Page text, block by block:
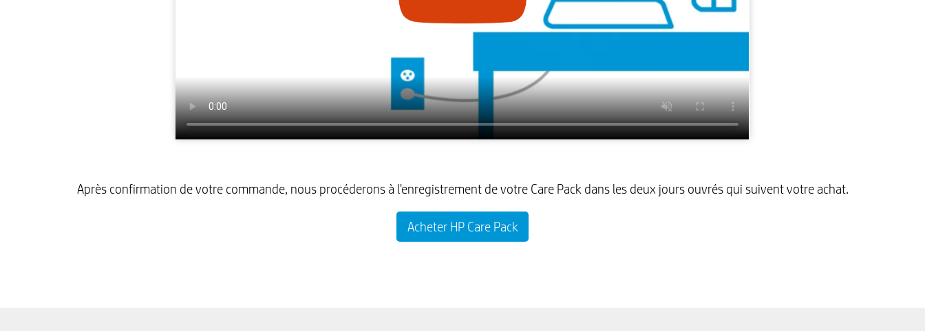
Après confirmation de votre commande, nous procéderons à l'enregistrement de votre Care Pack dans les deux jours ouvrés qui suivent votre achat.
Acheter HP Care Pack